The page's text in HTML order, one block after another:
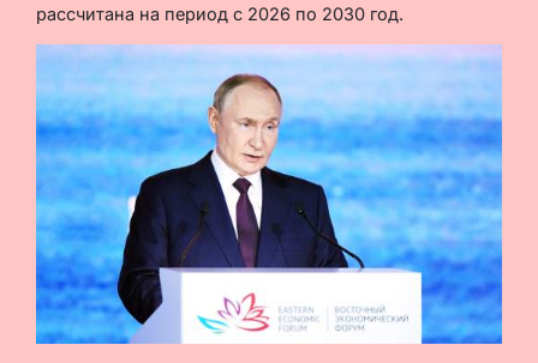
рассчитана на период с 2026 по 2030 год.